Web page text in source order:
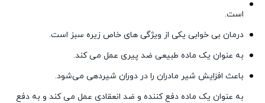
است.
درمان بی خوابی یکی از ویژگی های خاص زیره سبز است.
به عنوان یک ماده طبیعی ضد پیری عمل می کند.
باعث افزایش شیر مادران را در دوران شیردهی می‌شود.
به عنوان یک ماده دفع کننده و ضد انعقادی عمل می کند و به دفع